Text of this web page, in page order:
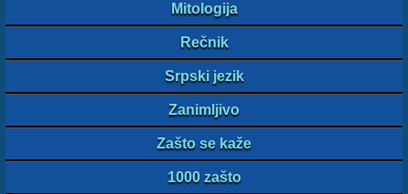
Mitologija
Rečnik
Srpski jezik
Zanimljivo
Zašto se kaže
1000 zašto